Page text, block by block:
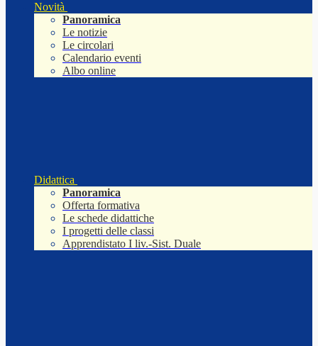
Novità
Panoramica
Le notizie
Le circolari
Calendario eventi
Albo online
Didattica
Panoramica
Offerta formativa
Le schede didattiche
I progetti delle classi
Apprendistato I liv.-Sist. Duale